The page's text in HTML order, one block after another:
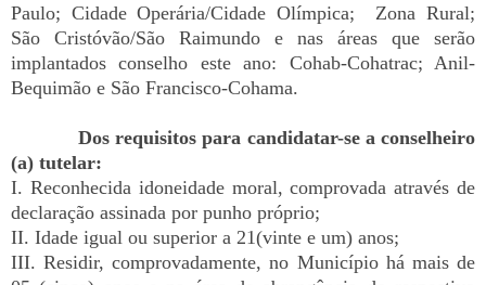
Paulo; Cidade Operária/Cidade Olímpica; Zona Rural;
São Cristóvão/São Raimundo e nas áreas que serão
implantados conselho este ano: Cohab-Cohatrac; Anil-
Bequimão e São Francisco-Cohama.
Dos requisitos para candidatar-se a conselheiro
(a) tutelar:
I. Reconhecida idoneidade moral, comprovada através de
declaração assinada por punho próprio;
II. Idade igual ou superior a 21(vinte e um) anos;
III. Residir, comprovadamente, no Município há mais de